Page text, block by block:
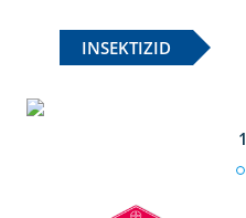
INSEKTIZID